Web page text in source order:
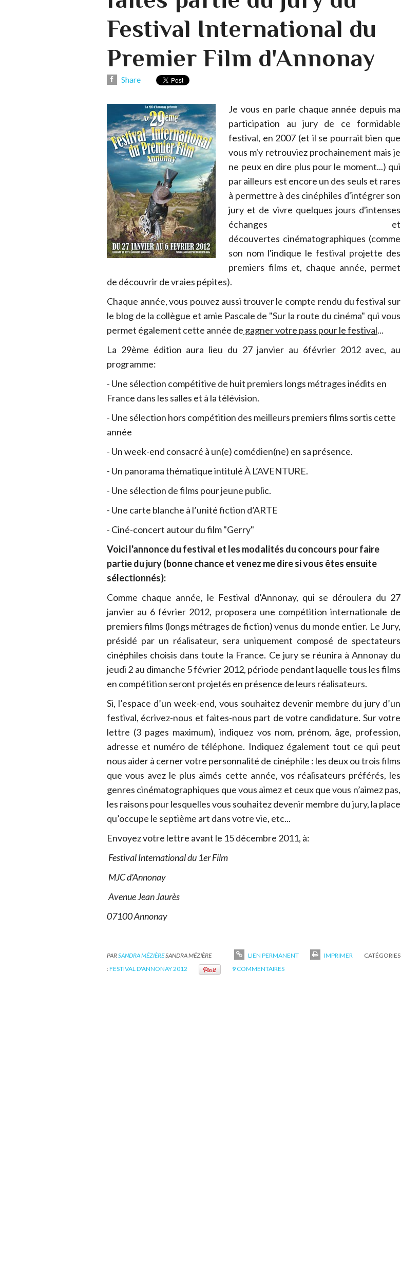
Festival International du
Premier Film d'Annonay
Share
Je vous en parle chaque année depuis ma
participation au jury de ce formidable
festival, en 2007 (et il se pourrait bien que
vous m'y retrouviez prochainement mais je
ne peux en dire plus pour le moment...) qui
par ailleurs est encore un des seuls et rares
à permettre à des cinéphiles d'intégrer son
jury et de vivre quelques jours d'intenses
échanges et
découvertes cinématographiques (comme
son nom l'indique le festival projette des
premiers films et, chaque année, permet
de découvrir de vraies pépites).
Chaque année, vous pouvez aussi trouver le compte rendu du festival sur
le blog de la collègue et amie Pascale de "Sur la route du cinéma" qui vous
permet également cette année de gagner votre pass pour le festival...
La 29ème édition aura lieu du 27 janvier au 6février 2012 avec, au
programme:
- Une sélection compétitive de huit premiers longs métrages inédits en
France dans les salles et à la télévision.
- Une sélection hors compétition des meilleurs premiers films sortis cette
année
- Un week-end consacré à un(e) comédien(ne) en sa présence.
- Un panorama thématique intitulé À L’AVENTURE.
- Une sélection de films pour jeune public.
- Une carte blanche à l’unité fiction d’ARTE
- Ciné-concert autour du film "Gerry"
Voici l'annonce du festival et les modalités du concours pour faire
partie du jury (bonne chance et venez me dire si vous êtes ensuite
sélectionnés):
Comme chaque année, le Festival d’Annonay, qui se déroulera du 27
janvier au 6 février 2012, proposera une compétition internationale de
premiers films (longs métrages de fiction) venus du monde entier. Le Jury,
présidé par un réalisateur, sera uniquement composé de spectateurs
cinéphiles choisis dans toute la France. Ce jury se réunira à Annonay du
jeudi 2 au dimanche 5 février 2012, période pendant laquelle tous les films
en compétition seront projetés en présence de leurs réalisateurs.
Si, l’espace d’un week-end, vous souhaitez devenir membre du jury d’un
festival, écrivez-nous et faites-nous part de votre candidature. Sur votre
lettre (3 pages maximum), indiquez vos nom, prénom, âge, profession,
adresse et numéro de téléphone. Indiquez également tout ce qui peut
nous aider à cerner votre personnalité de cinéphile : les deux ou trois films
que vous avez le plus aimés cette année, vos réalisateurs préférés, les
genres cinématographiques que vous aimez et ceux que vous n’aimez pas,
les raisons pour lesquelles vous souhaitez devenir membre du jury, la place
qu’occupe le septième art dans votre vie, etc...
Envoyez votre lettre avant le 15 décembre 2011, à:
Festival International du 1er Film
MJC d’Annonay
Avenue Jean Jaurès
07100 Annonay
PARSANDRA MÉZIÈRESANDRA MÉZIÈRE LIEN PERMANENT IMPRIMER
CATÉGORIES
:FESTIVAL D'ANNONAY 2012 9 COMMENTAIRES